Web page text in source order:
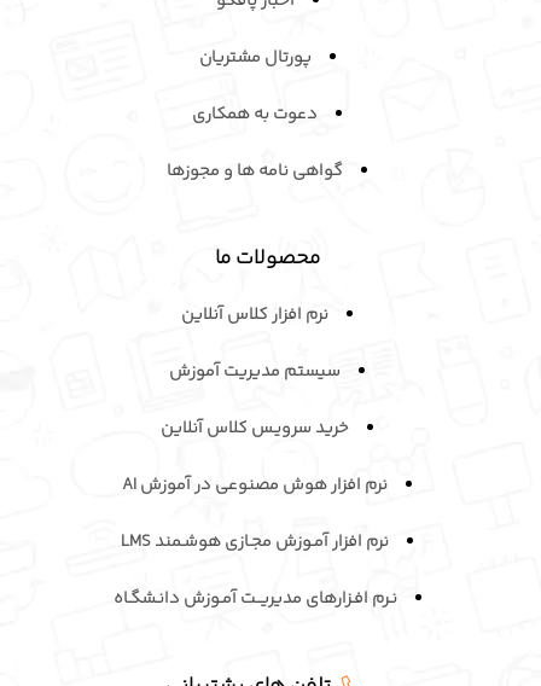
محصولات ما
سیستم مدیریت آموزش
خرید سرویـس کلاس آنلاین
نرم افزار هوش مصنوعی در آموزش AI
نرم افزار آمـوزش مجـازی هوشـمند LMS
نـرم افـزارهای مدیریــت آمـوزش دانـشگـاه
تلفن های پشتیبانی
۰۲۱-۴۱۹۸۶۰۰۰ ( داخلی ۱۲۱ ) و ( داخلی ۵۳۳ )